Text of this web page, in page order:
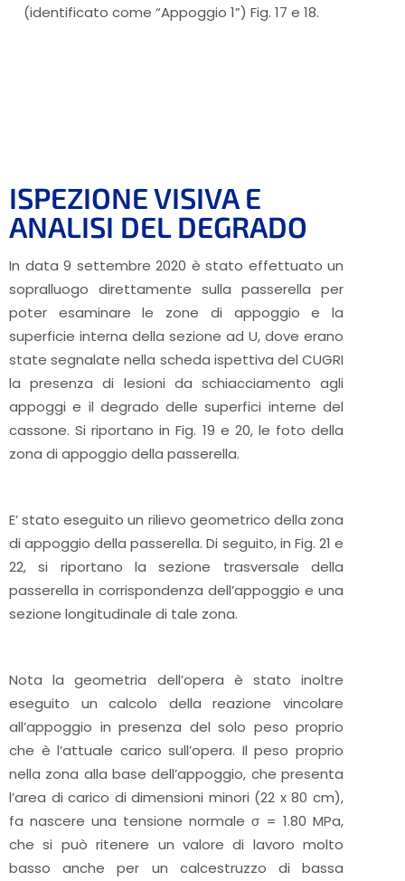
(identificato come “Appoggio 1”) Fig. 17 e 18.
ISPEZIONE VISIVA E
ANALISI DEL DEGRADO
In data 9 settembre 2020 è stato effettuato un
sopralluogo direttamente sulla passerella per
poter esaminare le zone di appoggio e la
superficie interna della sezione ad U, dove erano
state segnalate nella scheda ispettiva del CUGRI
la presenza di lesioni da schiacciamento agli
appoggi e il degrado delle superfici interne del
cassone. Si riportano in Fig. 19 e 20, le foto della
zona di appoggio della passerella.
E’ stato eseguito un rilievo geometrico della zona
di appoggio della passerella. Di seguito, in Fig. 21 e
22, si riportano la sezione trasversale della
passerella in corrispondenza dell’appoggio e una
sezione longitudinale di tale zona.
Nota la geometria dell’opera è stato inoltre
eseguito un calcolo della reazione vincolare
all’appoggio in presenza del solo peso proprio
che è l’attuale carico sull’opera. Il peso proprio
nella zona alla base dell’appoggio, che presenta
l’area di carico di dimensioni minori (22 x 80 cm),
fa nascere una tensione normale σ = 1.80 MPa,
che si può ritenere un valore di lavoro molto
basso anche per un calcestruzzo di bassa